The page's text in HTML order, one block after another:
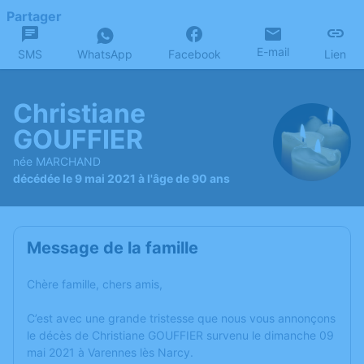
Partager
SMS WhatsApp Facebook E-mail Lien
Christiane
GOUFFIER
née MARCHAND
décédée le 9 mai 2021 à l'âge de 90 ans
Message de la famille
Chère famille, chers amis,
C’est avec une grande tristesse que nous vous annonçons
le décès de Christiane GOUFFIER survenu le dimanche 09
mai 2021 à Varennes lès Narcy.